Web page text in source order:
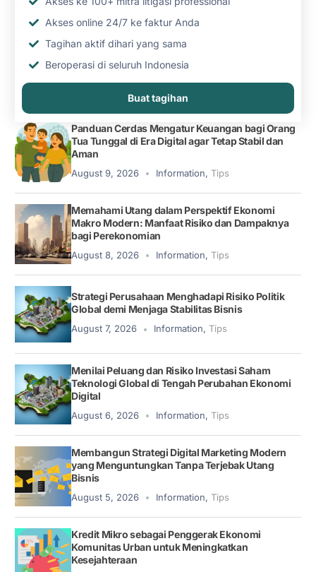
Akses online 24/7 ke faktur Anda
Tagihan aktif dihari yang sama
Beroperasi di seluruh Indonesia
Buat tagihan
Panduan Cerdas Mengatur Keuangan bagi Orang
Tua Tunggal di Era Digital agar Tetap Stabil dan
Aman
August 9, 2026 Information, Tips
Memahami Utang dalam Perspektif Ekonomi
Makro Modern: Manfaat Risiko dan Dampaknya
bagi Perekonomian
August 8, 2026 Information, Tips
Strategi Perusahaan Menghadapi Risiko Politik
Global demi Menjaga Stabilitas Bisnis
August 7, 2026 Information, Tips
Menilai Peluang dan Risiko Investasi Saham
Teknologi Global di Tengah Perubahan Ekonomi
Digital
August 6, 2026 Information, Tips
Membangun Strategi Digital Marketing Modern
yang Menguntungkan Tanpa Terjebak Utang
Bisnis
August 5, 2026 Information, Tips
Kredit Mikro sebagai Penggerak Ekonomi
Komunitas Urban untuk Meningkatkan
Kesejahteraan